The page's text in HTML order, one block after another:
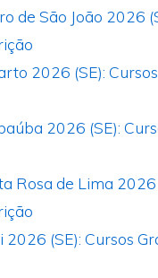
de São João 2026
2026 (SE):
2026 (SE):
Rosa de Lima 2026
(SE): Cursos